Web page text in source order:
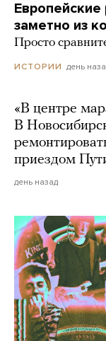
Европейские
заметно из
Просто
ИСТОРИИ день
«В центре
В
приездом
день назад